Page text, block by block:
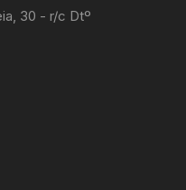
30 - r/c Dtº